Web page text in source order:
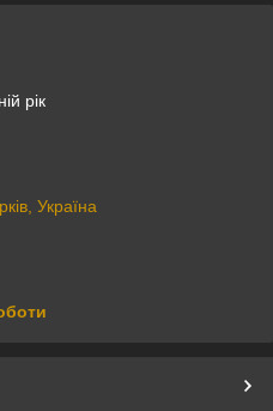
рік
Україна